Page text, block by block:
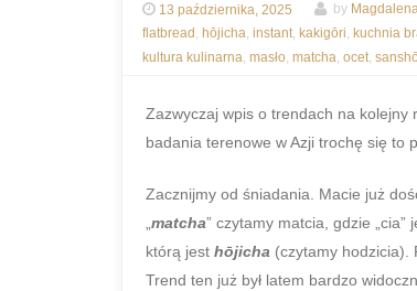
13 października, 2025 by
flatbread , hōjicha, instant, kakigōri, kuchnia
kultura kulinarna, masło, matcha, ocet, sanshō
Zazwyczaj wpis o trendach na kolejny
badania terenowe w Azji trochę się to
Zacznijmy od śniadania. Macie już
„matcha” czytamy matcia, gdzie
którą jest hōjicha (czytamy hodzicia).
Trend ten już był latem bardzo